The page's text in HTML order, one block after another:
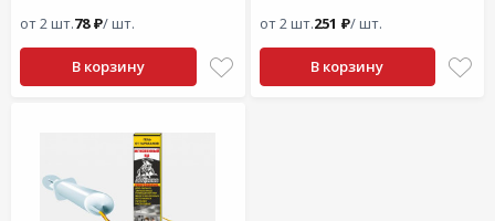
от 2 шт.78 ₽/ шт.
В корзину
от 2 шт.251 ₽/ шт.
В корзину